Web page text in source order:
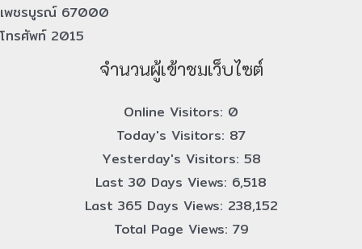
เพชรบูรณ์ 67000
โทรศัพท์ 2015
จำนวนผู้เข้าชมเว็บไซต์
Online Visitors: 0
Today's Visitors: 87
Yesterday's Visitors: 58
Last 30 Days Views: 6,518
Last 365 Days Views: 238,152
Total Page Views: 79